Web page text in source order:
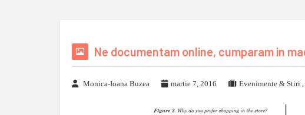
Ne documentam online, cumparam in
Monica-Ioana Buzea martie 7, 2016 Evenimente & Stiri ,